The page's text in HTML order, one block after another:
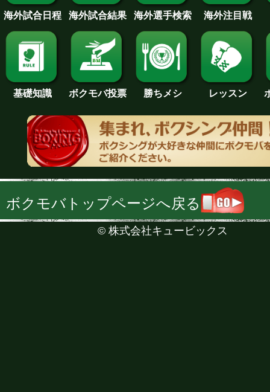
海外試合日程 海外試合結果 海外選手検索 海外注目戦
基礎知識 ボクモバ投票 勝ちメシ レッスン
ボクモバトップページへ戻る
© 株式会社キュービックス